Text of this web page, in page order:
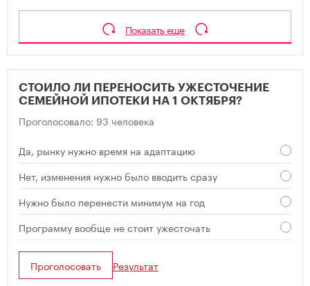
Показать еще
СТОИЛО ЛИ ПЕРЕНОСИТЬ УЖЕСТОЧЕНИЕ
СЕМЕЙНОЙ ИПОТЕКИ НА 1 ОКТЯБРЯ?
Проголосовало: 93 человека
Да, рынку нужно время на адаптацию
Нет, изменения нужно было вводить сразу
Нужно было перенести минимум на год
Программу вообще не стоит ужесточать
Проголосовать Результат